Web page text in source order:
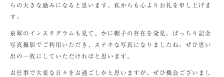
らの大きな励みになると思います。私からも心よりお礼を申し上げま
す。
泉翠のインスタグラムも見て、かに帽子の存在を発見。ばっちり記念
写真撮影でご利用いただき、ステキな写真になりましたね。ぜひ思い
出の一枚にしていただければと思います。
お仕事で大変な日々をお過ごしかと思いますが、ぜひ機会ございまし